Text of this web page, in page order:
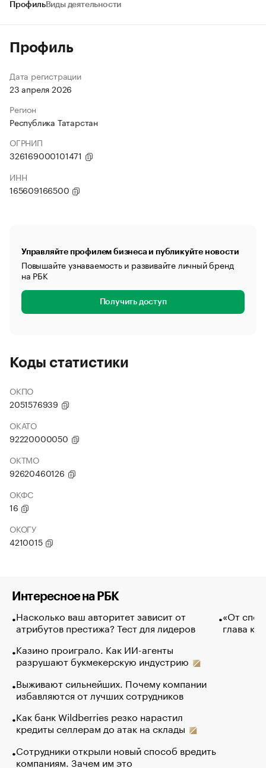
ПрофильВиды деятельности
Профиль
Дата регистрации
23 апреля 2026
Регион
Республика Татарстан
ОГРНИП
326169000101471
ИНН
165609166500
Управляйте профилем бизнеса и публикуйте новости
Повышайте узнаваемость и развивайте личный бренд
на РБК
Получить доступ
Коды статистики
ОКПО
2051576939
ОКАТО
92220000050
ОКТМО
92620460126
ОКФС
16
ОКОГУ
4210015
Интересное на РБК
Насколько ваш авторитет зависит от
атрибутов престижа? Тест для лидеров
Казино проиграло. Как ИИ-агенты
разрушают букмекерскую индустрию
Выживают сильнейших. Почему компании
избавляются от лучших сотрудников
Как банк Wildberries резко нарастил
кредиты селлерам до атак на склады
Сотрудники открыли новый способ вредить
компаниям. Зачем им это
«От
глава